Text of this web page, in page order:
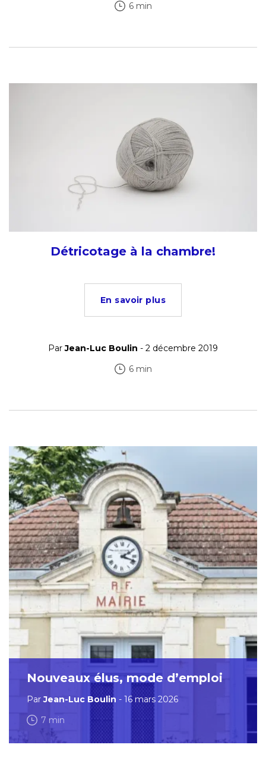
6 min
Détricotage à la chambre!
En savoir plus
ParJean-Luc Boulin - 2 décembre 2019
6 min
Nouveaux élus, mode d’emploi
ParJean-Luc Boulin - 16 mars 2026
7 min